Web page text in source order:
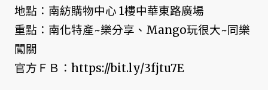
地點：南紡購物中心 1樓中華東路廣場
重點：南化特產~樂分享、Mango玩很大~同樂
闖關
官方ＦＢ：https://bit.ly/3fjtu7E